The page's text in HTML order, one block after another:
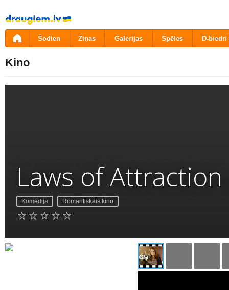
Pāriet
uz
saturu
Šodien Ziņas Galerijas Spēles D-biedri
Kino
Laws of Attraction
Komēdija Romantiskais kino